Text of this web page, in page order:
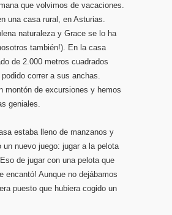
que volvimos de vacaciones.
una casa rural, en Asturias.
naturaleza y Grace se lo ha
también!). En la casa
de 2.000 metros cuadrados
correr a sus anchas.
montón de excursiones y hemos
geniales.
estaba lleno de manzanos y
un nuevo juego: jugar a la pelota
de jugar con una pelota que
encantó! Aunque no dejábamos
puesto que hubiera cogido un